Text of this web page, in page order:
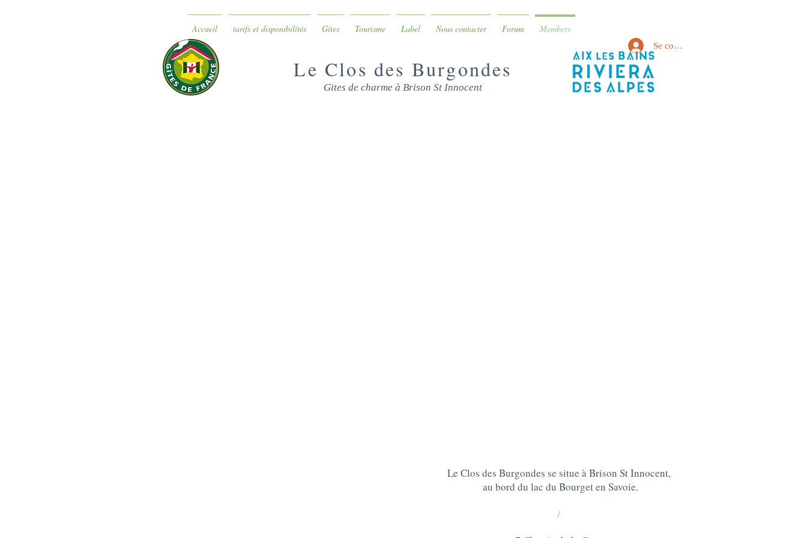
Accueil tarifs et disponibilités Gites Tourisme Label Nous contacter Forum Members
Le Clos des Burgondes
Gites de charme à Brison St Innocent
Se connecter
Le Clos des Burgondes se situe à Brison St Innocent,
au bord du lac du Bourget en Savoie.
/